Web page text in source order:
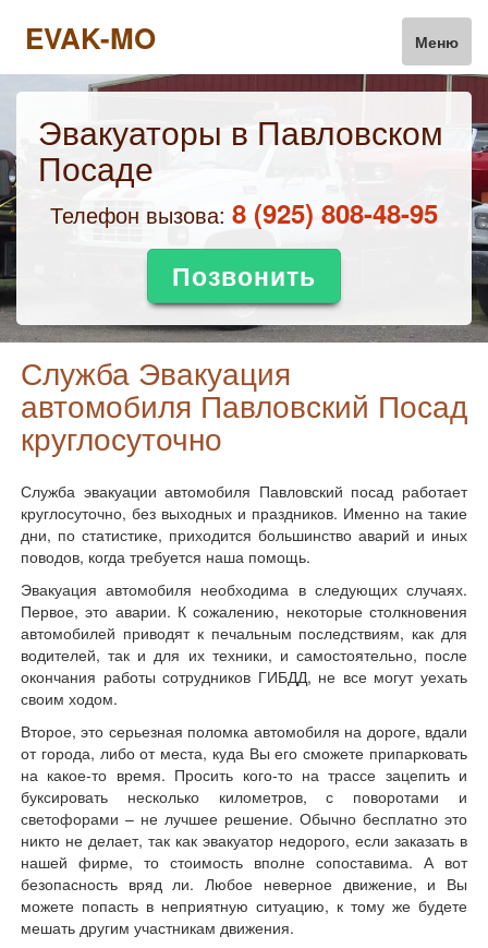
EVAK-MO Меню
Эвакуаторы в Павловском
Посаде
Телефон вызова: ‎8 (925) 808-48-95
Позвонить
Служба Эвакуация
автомобиля Павловский Посад
круглосуточно
Служба эвакуации автомобиля Павловский посад работает
круглосуточно, без выходных и праздников. Именно на такие
дни, по статистике, приходится большинство аварий и иных
поводов, когда требуется наша помощь.
Эвакуация автомобиля необходима в следующих случаях.
Первое, это аварии. К сожалению, некоторые столкновения
автомобилей приводят к печальным последствиям, как для
водителей, так и для их техники, и самостоятельно, после
окончания работы сотрудников ГИБДД, не все могут уехать
своим ходом.
Второе, это серьезная поломка автомобиля на дороге, вдали
от города, либо от места, куда Вы его сможете припарковать
на какое-то время. Просить кого-то на трассе зацепить и
буксировать несколько километров, с поворотами и
светофорами – не лучшее решение. Обычно бесплатно это
никто не делает, так как эвакуатор недорого, если заказать в
нашей фирме, то стоимость вполне сопоставима. А вот
безопасность вряд ли. Любое неверное движение, и Вы
можете попасть в неприятную ситуацию, к тому же будете
мешать другим участникам движения.